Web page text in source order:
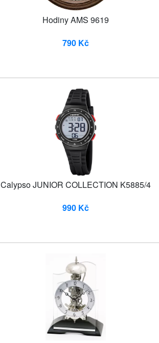
Hodiny AMS 9619
790 Kč
Calypso JUNIOR COLLECTION K5885/4
990 Kč